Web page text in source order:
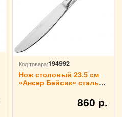
Код товара:194992
Нож столовый 23.5 см
«Ансер Бейсик» сталь
860 р.